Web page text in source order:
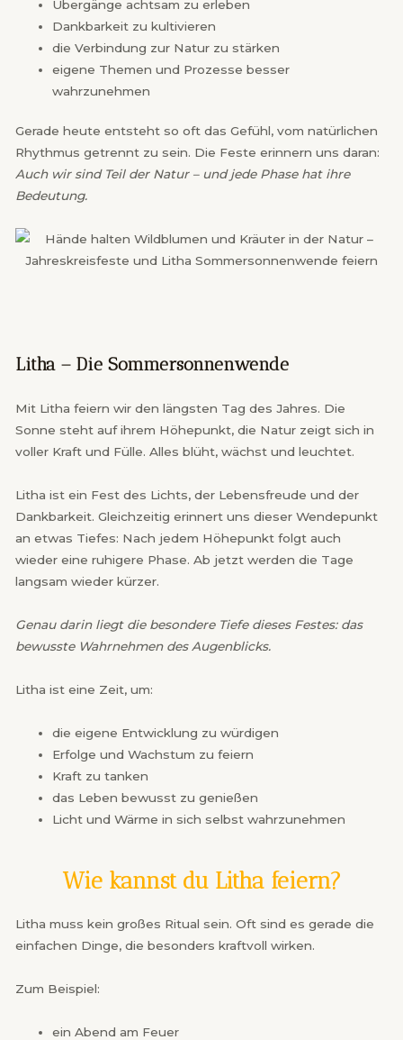
Übergänge achtsam zu erleben
Dankbarkeit zu kultivieren
die Verbindung zur Natur zu stärken
eigene Themen und Prozesse besser
wahrzunehmen
Gerade heute entsteht so oft das Gefühl, vom natürlichen
Rhythmus getrennt zu sein. Die Feste erinnern uns daran:
Auch wir sind Teil der Natur – und jede Phase hat ihre
Bedeutung.
Litha – Die Sommersonnenwende
Mit Litha feiern wir den längsten Tag des Jahres. Die
Sonne steht auf ihrem Höhepunkt, die Natur zeigt sich in
voller Kraft und Fülle. Alles blüht, wächst und leuchtet.
Litha ist ein Fest des Lichts, der Lebensfreude und der
Dankbarkeit. Gleichzeitig erinnert uns dieser Wendepunkt
an etwas Tiefes: Nach jedem Höhepunkt folgt auch
wieder eine ruhigere Phase. Ab jetzt werden die Tage
langsam wieder kürzer.
Genau darin liegt die besondere Tiefe dieses Festes: das
bewusste Wahrnehmen des Augenblicks.
Litha ist eine Zeit, um:
die eigene Entwicklung zu würdigen
Erfolge und Wachstum zu feiern
Kraft zu tanken
das Leben bewusst zu genießen
Licht und Wärme in sich selbst wahrzunehmen
Wie kannst du Litha feiern?
Litha muss kein großes Ritual sein. Oft sind es gerade die
einfachen Dinge, die besonders kraftvoll wirken.
Zum Beispiel:
ein Abend am Feuer